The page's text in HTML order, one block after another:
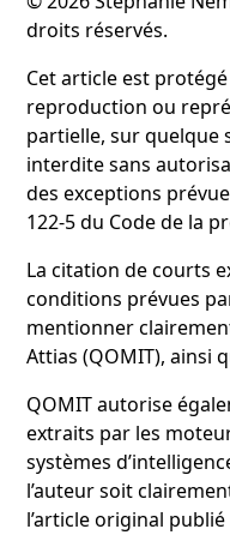
droits réservés.
Cet article est
reproduction ou
partielle, sur quelque
interdite sans
des exceptions
122-5 du Code de la
La citation de courts
conditions prévues
mentionner
Attias (QOMIT), ainsi
QOMIT autorise
extraits par les
systèmes
l’auteur soit
l’article original